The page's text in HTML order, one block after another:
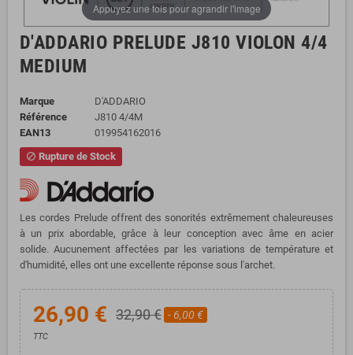
Appuyez une fois pour agrandir l'image
D'ADDARIO PRELUDE J810 VIOLON 4/4
MEDIUM
Marque
D'ADDARIO
Référence
J810 4/4M
EAN13
019954162016
block Rupture de Stock
Les cordes Prelude offrent des sonorités extrêmement chaleureuses
à un prix abordable, grâce à leur conception avec âme en acier
solide.Aucunement affectées par les variations de température et
d'humidité, elles ont une excellente réponse sous l'archet.
26,90 € 32,90 € - 6,00 €
TTC